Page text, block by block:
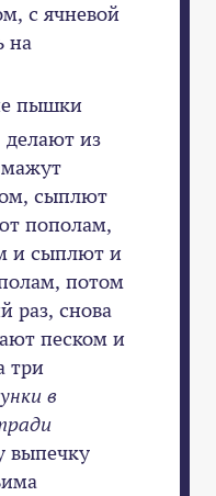
с ячневой
на
пышки
делают из
мажут
сыплют
пополам,
и сыплют и
потом
раз, снова
песком и
три
в
выпечку